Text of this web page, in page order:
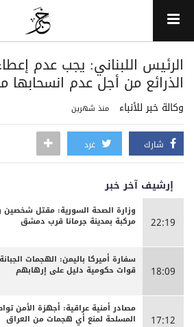
الرئيس اللبناني: يجب عدم
الذرائع من أجل عدم انسحابها
وكالة خبر للأنباء منذ شهرين
شارك غرد
إرشيف آخر خبر
22:19 مركبة بمدينة جرمانا قرب دمشق
18:09
سفارة أميركا باليمن: الهجمات
قوات حكومية دليل على إرهابهم
17:12
مصادر أمنية عراقية: أجهزة الأمن
المسلحة لمنع أي هجمات من العراق